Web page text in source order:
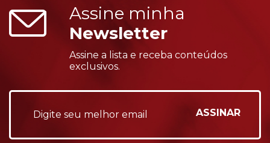
Assine minha
Newsletter
Assine a lista e receba conteúdos
exclusivos.